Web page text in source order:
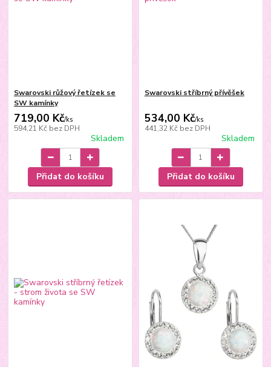
Swarovski růžový řetízek se
SW kamínky
719,00 Kč/ks
594,21 Kč bez DPH
Skladem
Přidat do košíku
Swarovski stříbrný přívěšek
534,00 Kč/ks
441,32 Kč bez DPH
Skladem
Přidat do košíku